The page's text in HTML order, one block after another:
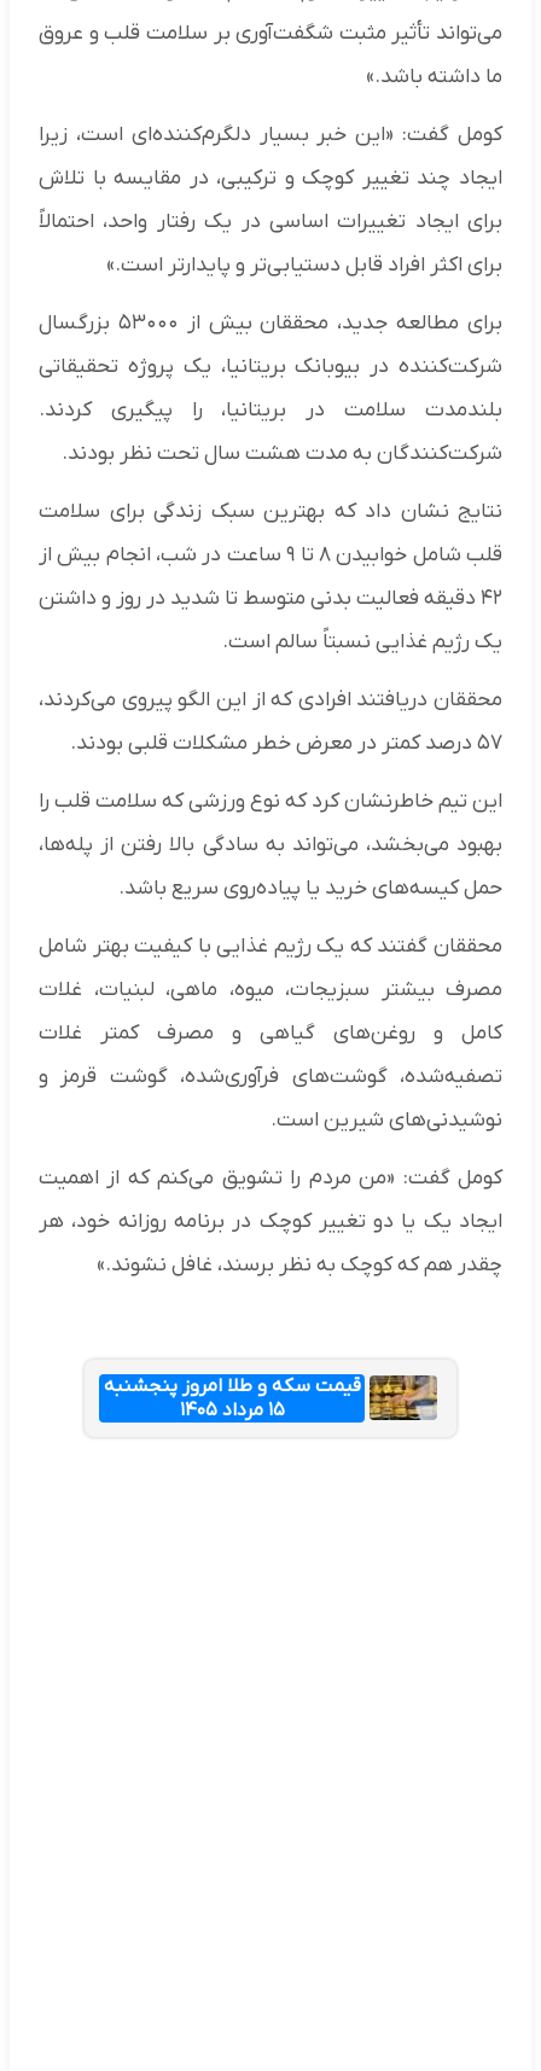
می‌تواند تأثیر مثبت شگفت‌آوری بر سلامت قلب و عروق
ما داشته باشد.»
کومل گفت: «این خبر بسیار دلگرم‌کننده‌ای است، زیرا
ایجاد چند تغییر کوچک و ترکیبی، در مقایسه با تلاش
برای ایجاد تغییرات اساسی در یک رفتار واحد، احتمالاً
برای اکثر افراد قابل دستیابی‌تر و پایدارتر است.»
برای مطالعه جدید، محققان بیش از ۵۳۰۰۰ بزرگسال
شرکت‌کننده در بیوبانک بریتانیا، یک پروژه تحقیقاتی
بلندمدت سلامت در بریتانیا، را پیگیری کردند.
شرکت‌کنندگان به مدت هشت سال تحت نظر بودند.
نتایج نشان داد که بهترین سبک زندگی برای سلامت
قلب شامل خوابیدن ۸ تا ۹ ساعت در شب، انجام بیش از
۴۲ دقیقه فعالیت بدنی متوسط تا شدید در روز و داشتن
یک رژیم غذایی نسبتاً سالم است.
محققان دریافتند افرادی که از این الگو پیروی می‌کردند،
۵۷ درصد کمتر در معرض خطر مشکلات قلبی بودند.
این تیم خاطرنشان کرد که نوع ورزشی که سلامت قلب را
بهبود می‌بخشد، می‌تواند به سادگی بالا رفتن از پله‌ها،
حمل کیسه‌های خرید یا پیاده‌روی سریع باشد.
محققان گفتند که یک رژیم غذایی با کیفیت بهتر شامل
مصرف بیشتر سبزیجات، میوه، ماهی، لبنیات، غلات
کامل و روغن‌های گیاهی و مصرف کمتر غلات
تصفیه‌شده، گوشت‌های فرآوری‌شده، گوشت قرمز و
نوشیدنی‌های شیرین است.
کومل گفت: «من مردم را تشویق می‌کنم که از اهمیت
ایجاد یک یا دو تغییر کوچک در برنامه روزانه خود، هر
چقدر هم که کوچک به نظر برسند، غافل نشوند.»
قیمت سکه و طلا امروز پنجشنبه
۱۵ مرداد ۱۴۰۵